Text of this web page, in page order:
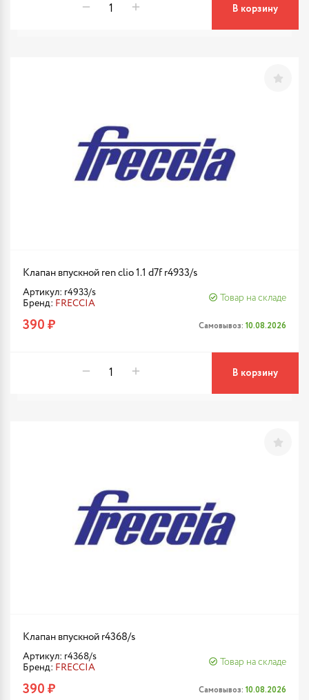
В корзину
Клапан впускной ren clio 1.1 d7f r4933/s
Артикул: r4933/s
Бренд: FRECCIA
Товар на складе
390 ₽ Самовывоз: 10.08.2026
В корзину
Клапан впускной r4368/s
Артикул: r4368/s
Бренд: FRECCIA
Товар на складе
390 ₽ Самовывоз: 10.08.2026